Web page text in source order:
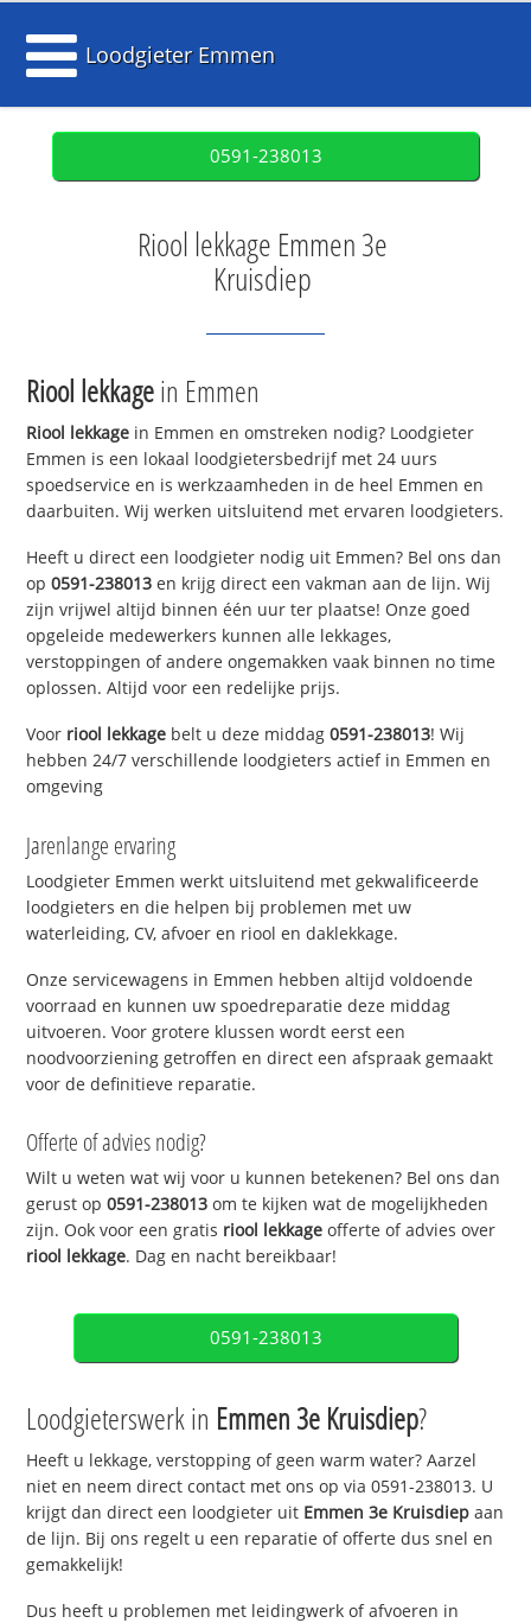
Loodgieter Emmen
0591-238013
Riool lekkage Emmen 3e
Kruisdiep
Riool lekkagein Emmen
Riool lekkage in Emmen en omstreken nodig? Loodgieter
Emmen is een lokaal loodgietersbedrijf met 24 uurs
spoedservice en is werkzaamheden in de heel Emmen en
daarbuiten. Wij werken uitsluitend met ervaren loodgieters.
Heeft u direct een loodgieter nodig uit Emmen? Bel ons dan
op0591-238013 en krijg direct een vakman aan de lijn. Wij
zijn vrijwel altijd binnen één uur ter plaatse! Onze goed
opgeleide medewerkers kunnen alle lekkages,
verstoppingen of andere ongemakken vaak binnen no time
oplossen. Altijd voor een redelijke prijs.
Voor riool lekkage belt u deze middag0591-238013! Wij
hebben 24/7 verschillende loodgieters actief in Emmen en
omgeving
Jarenlange ervaring
Loodgieter Emmen werkt uitsluitend met gekwalificeerde
loodgieters en die helpen bij problemen met uw
waterleiding, CV, afvoer en riool en daklekkage.
Onze servicewagens in Emmen hebben altijd voldoende
voorraad en kunnen uw spoedreparatie deze middag
uitvoeren. Voor grotere klussen wordt eerst een
noodvoorziening getroffen en direct een afspraak gemaakt
voor de definitieve reparatie.
Offerte of advies nodig?
Wilt u weten wat wij voor u kunnen betekenen? Bel ons dan
gerust op0591-238013 om te kijken wat de mogelijkheden
zijn. Ook voor een gratis riool lekkage offerte of advies over
riool lekkage. Dag en nacht bereikbaar!
0591-238013
Loodgieterswerk in Emmen 3e Kruisdiep?
Heeft u lekkage, verstopping of geen warm water? Aarzel
niet en neem direct contact met ons op via 0591-238013. U
krijgt dan direct een loodgieter uit Emmen 3e Kruisdiep aan
de lijn. Bij ons regelt u een reparatie of offerte dus snel en
gemakkelijk!
Dus heeft u problemen met leidingwerk of afvoeren in